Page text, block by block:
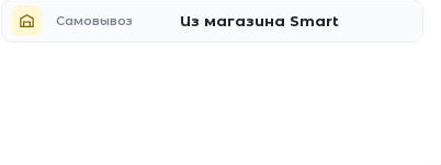
Самовывоз Из магазина Smart